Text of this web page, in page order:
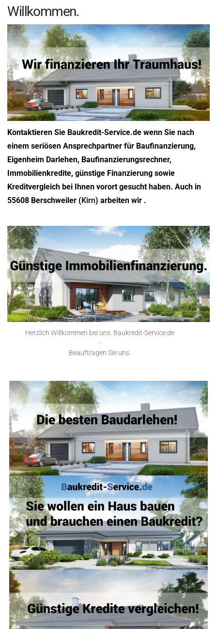
Willkommen.
Kontaktieren Sie Baukredit-Service.de wenn Sie nach
einem seriösen Ansprechpartner für Baufinanzierung,
Eigenheim Darlehen, Baufinanzierungsrechner,
Immobilienkredite, günstige Finanzierung sowie
Kreditvergleich bei Ihnen vorort gesucht haben. Auch in
55608 Berschweiler (Kirn) arbeiten wir .
Herzlich Willkommen bei uns. Baukredit-Service.de
-
Beauftragen Sie uns.